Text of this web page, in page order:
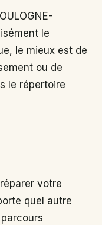
le
le mieux est de
ou de
le répertoire
votre
quel autre